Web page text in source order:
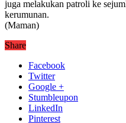
juga melakukan patroli ke
kerumunan.
(Maman)
Share
Facebook
Twitter
Google +
Stumbleupon
LinkedIn
Pinterest